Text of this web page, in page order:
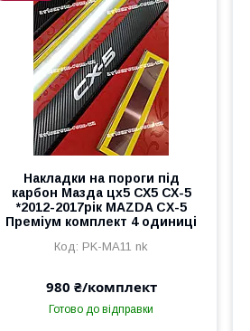
Накладки на пороги під
карбон Мазда цх5 СХ5 СХ-5
*2012-2017рік MAZDA CX-5
Преміум комплект 4 одиниці
PK-MA11 nk
980 ₴/комплект
Готово до відправки